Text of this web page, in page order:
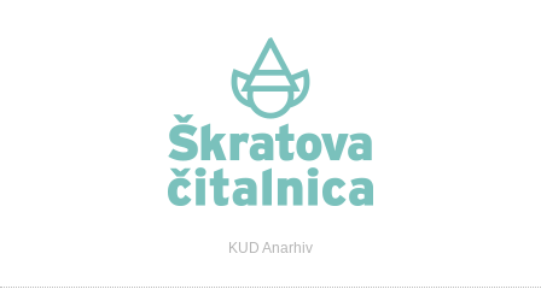
KUD Anarhiv